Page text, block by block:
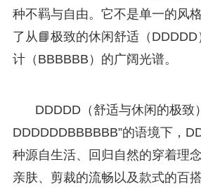
种不羁与自由。它不是单一的风
了从📘极致的休闲舒适（
计（BBBBBB）的广阔光谱。
DDDDD（舒适与休闲的极致
DDDDDDBBBBBB”的语境下，
种源自生活、回归自然的穿着理
亲肤、剪裁的流畅以及款式的百